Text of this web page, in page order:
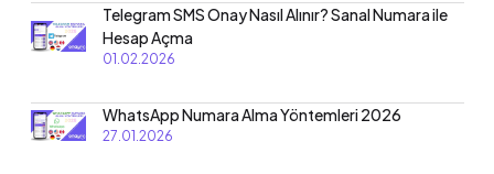
Telegram SMS Onay Nasıl Alınır? Sanal Numara ile
Hesap Açma
01.02.2026
WhatsApp Numara Alma Yöntemleri 2026
27.01.2026